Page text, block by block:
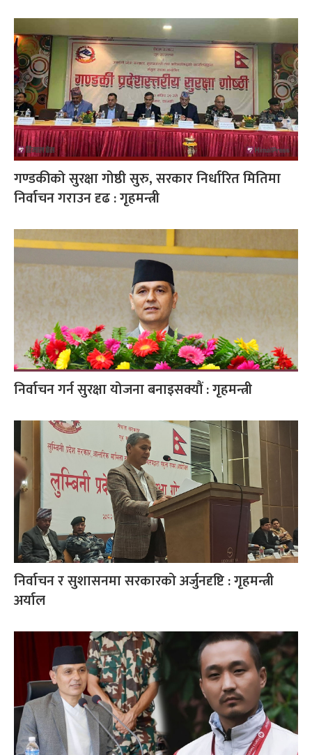
गण्डकीको सुरक्षा गोष्ठी सुरु, सरकार निर्धारित मितिमा
निर्वाचन गराउन दृढ : गृहमन्त्री
निर्वाचन गर्न सुरक्षा योजना बनाइसक्यौं : गृहमन्त्री
निर्वाचन र सुशासनमा सरकारको अर्जुनदृष्टि : गृहमन्त्री
अर्याल